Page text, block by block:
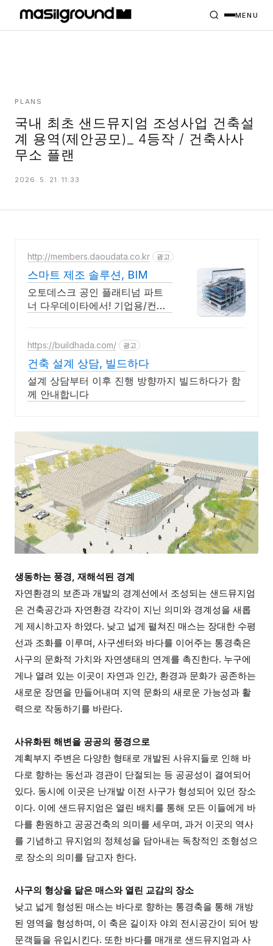
PROJECTS
MASILWIDE
MENU
PLANS
국내 최초 샌드뮤지엄 조성사업 건축설
계 용역(제안공모)_ 4등작 / 건축사사
무소 플랜
2026. 5. 21. 11:33
http://members.daoudata.co.kr 광고
스마트 제조 솔루션, BIM
오토데스크 공인 플래티넘 파트
너 다우데이타에서! 기업용/컨설
지원하고 있습니다
https://buildhada.com/ 광고
건축 설계 상담, 빌드하다
설계 상담부터 이후 진행 방향까지 빌드하다가 함
께 안내합니다
생동하는 풍경, 재해석된 경계
자연환경의 보존과 개발의 경계선에서 조성되는 샌드뮤지엄
은 건축공간과 자연환경 각각이 지닌 의미와 경계성을 새롭
게 제시하고자 하였다. 낮고 넓게 펼쳐진 매스는 장대한 수평
선과 조화를 이루며, 사구센터와 바다를 이어주는 통경축은
사구의 문화적 가치와 자연생태의 연계를 촉진한다. 누구에
게나 열려 있는 이곳이 자연과 인간, 환경과 문화가 공존하는
새로운 장면을 만들어내며 지역 문화의 새로운 가능성과 활
력으로 작동하기를 바란다.
사유화된 해변을 공공의 풍경으로
계획부지 주변은 다양한 형태로 개발된 사유지들로 인해 바
다로 향하는 동선과 경관이 단절되는 등 공공성이 결여되어
있다. 동시에 이곳은 난개발 이전 사구가 형성되어 있던 장소
이다. 이에 샌드뮤지엄은 열린 배치를 통해 모든 이들에게 바
다를 환원하고 공공건축의 의미를 세우며, 과거 이곳의 역사
를 기념하고 뮤지엄의 정체성을 담아내는 독창적인 조형성으
로 장소의 의미를 담고자 한다.
사구의 형상을 닮은 매스와 열린 교감의 장소
낮고 넓게 형성된 매스는 바다로 향하는 통경축을 통해 개방
된 영역을 형성하며, 이 축은 길이자 야외 전시공간이 되어 방
문객들을 유입시킨다. 또한 바다를 매개로 샌드뮤지엄과 사